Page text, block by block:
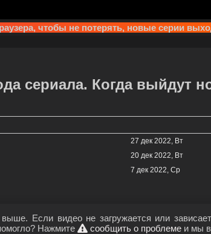
чтобы не потерять, новые серии
сериала. Когда выйдут
27 дек 2022, Вт
20 дек 2022, Вт
7 дек 2022, Ср
Если видео не загружается или
Нажмите
сообщить о проблеме и мы